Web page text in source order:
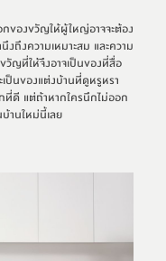
ของขวัญให้ผู้ใหญ่อาจจะต้อง
ถึงความเหมาะสม และความ
วัญที่ให้จึงอาจเป็นของที่สื่อ
เป็นของแต่งบ้านที่ดูหรูหรา
ที่ดี แต่ถ้าหากใครนึกไม่ออก
านใหม่นี้เลย